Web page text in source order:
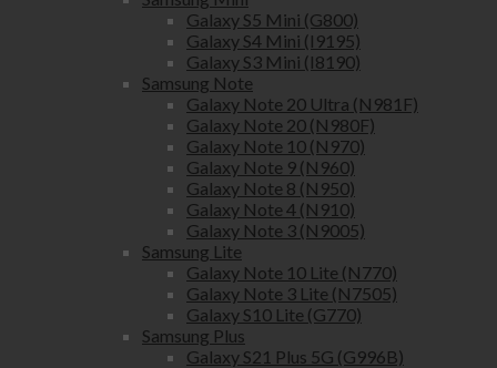
Galaxy S5 Mini (G800)
Galaxy S4 Mini (I9195)
Galaxy S3 Mini (I8190)
Samsung Note
Galaxy Note 20 Ultra (N981F)
Galaxy Note 20 (N980F)
Galaxy Note 10 (N970)
Galaxy Note 9 (N960)
Galaxy Note 8 (N950)
Galaxy Note 4 (N910)
Galaxy Note 3 (N9005)
Samsung Lite
Galaxy Note 10 Lite (N770)
Galaxy Note 3 Lite (N7505)
Galaxy S10 Lite (G770)
Samsung Plus
Galaxy S21 Plus 5G (G996B)